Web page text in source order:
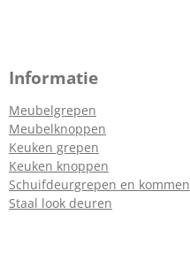
Informatie
Meubelgrepen
Meubelknoppen
Keuken grepen
Keuken knoppen
Schuifdeurgrepen en kommen
Staal look deuren